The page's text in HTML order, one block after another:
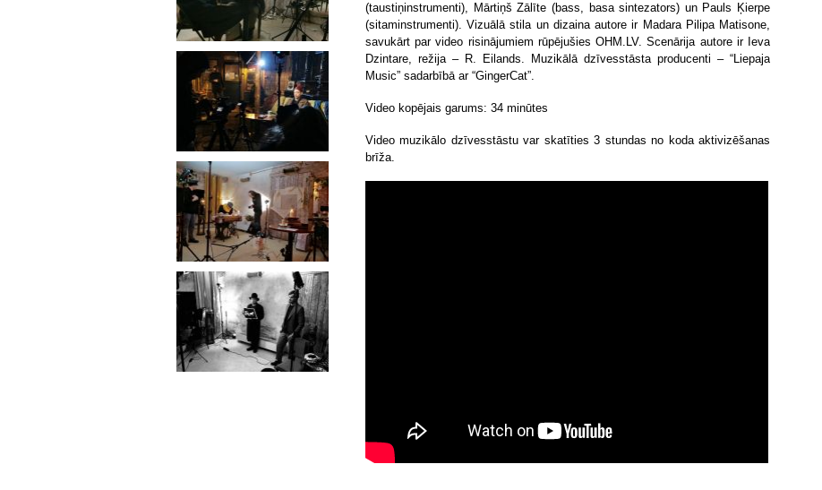
(taustiņinstrumenti), Mārtiņš Zālīte (bass, basa sintezators) un Pauls Ķierpe
(sitaminstrumenti). Vizuālā stila un dizaina autore ir Madara Pilipa Matisone,
savukārt par video risinājumiem rūpējušies OHM.LV. Scenārija autore ir Ieva
Dzintare, režija – R. Eilands. Muzikālā dzīvesstāsta producenti – “Liepaja
Music” sadarbībā ar “GingerCat”.
Video kopējais garums: 34 minūtes
Video muzikālo dzīvesstāstu var skatīties 3 stundas no koda aktivizēšanas
brīža.